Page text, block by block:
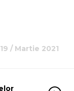
/ Martie 2021